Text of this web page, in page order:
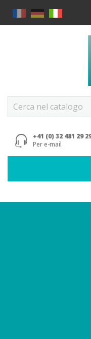
+41 (0) 32 481 29
Per e-mail